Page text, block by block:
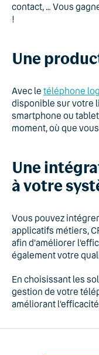
contact, … Vous
!
Une
Avec le téléphone
disponible sur votre
smartphone ou
moment, où que
Une
à votre
Vous pouvez
applicatifs métiers,
afin d'améliorer
également votre
En choisissant les
gestion de votre
améliorant